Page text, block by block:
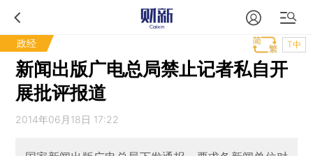
政经 T中
新闻出版广电总局禁止记者私自开
展批评报道
2014年06月18日 17:22